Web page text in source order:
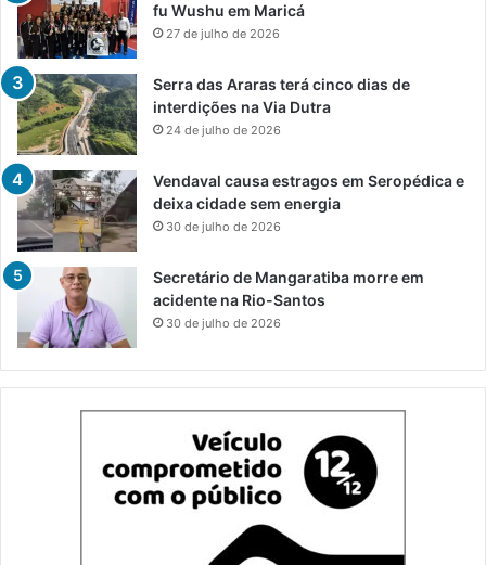
fu Wushu em Maricá
27 de julho de 2026
Serra das Araras terá cinco dias de
interdições na Via Dutra
24 de julho de 2026
Vendaval causa estragos em Seropédica e
deixa cidade sem energia
30 de julho de 2026
Secretário de Mangaratiba morre em
acidente na Rio-Santos
30 de julho de 2026